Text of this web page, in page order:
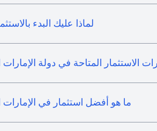
لماذا عليك البدء
الاستثمار المتاحة في دولة الإمارات
ما هو أفضل استثمار في الإمارات